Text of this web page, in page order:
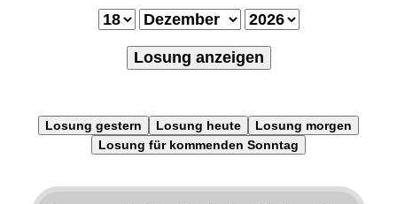
Losung anzeigen
Losung gestern Losung heute
Losung morgen
Losung für kommenden Sonntag